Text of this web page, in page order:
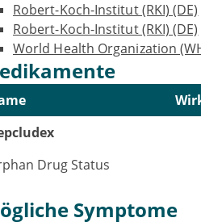
Robert-Koch-Institut (RKI) (DE)
Robert-Koch-Institut (RKI) (DE)
World Health Organization
Drug Status
Symptome